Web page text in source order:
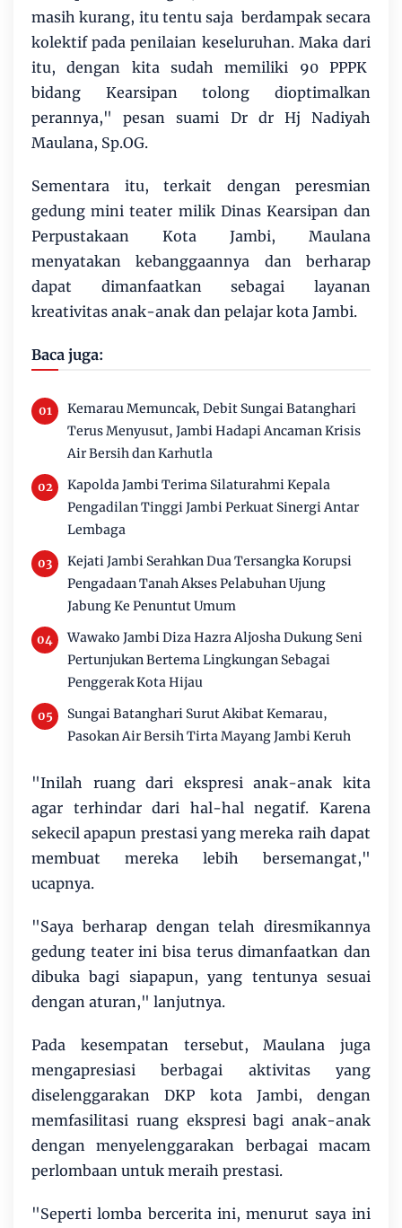
masih kurang, itu tentu saja berdampak secara
kolektif pada penilaian keseluruhan. Maka dari
itu, dengan kita sudah memiliki 90 PPPK
bidang Kearsipan tolong dioptimalkan
perannya," pesan suami Dr dr Hj Nadiyah
Maulana, Sp.OG.
Sementara itu, terkait dengan peresmian
gedung mini teater milik Dinas Kearsipan dan
Perpustakaan Kota Jambi, Maulana
menyatakan kebanggaannya dan berharap
dapat dimanfaatkan sebagai layanan
kreativitas anak-anak dan pelajar kota Jambi.
Baca juga:
Kemarau Memuncak, Debit Sungai Batanghari
Terus Menyusut, Jambi Hadapi Ancaman Krisis
Air Bersih dan Karhutla
Kapolda Jambi Terima Silaturahmi Kepala
Pengadilan Tinggi Jambi Perkuat Sinergi Antar
Lembaga
Kejati Jambi Serahkan Dua Tersangka Korupsi
Pengadaan Tanah Akses Pelabuhan Ujung
Jabung Ke Penuntut Umum
Wawako Jambi Diza Hazra Aljosha Dukung Seni
Pertunjukan Bertema Lingkungan Sebagai
Penggerak Kota Hijau
Sungai Batanghari Surut Akibat Kemarau,
Pasokan Air Bersih Tirta Mayang Jambi Keruh
"Inilah ruang dari ekspresi anak-anak kita
agar terhindar dari hal-hal negatif. Karena
sekecil apapun prestasi yang mereka raih dapat
membuat mereka lebih bersemangat,"
ucapnya.
"Saya berharap dengan telah diresmikannya
gedung teater ini bisa terus dimanfaatkan dan
dibuka bagi siapapun, yang tentunya sesuai
dengan aturan," lanjutnya.
Pada kesempatan tersebut, Maulana juga
mengapresiasi berbagai aktivitas yang
diselenggarakan DKP kota Jambi, dengan
memfasilitasi ruang ekspresi bagi anak-anak
dengan menyelenggarakan berbagai macam
perlombaan untuk meraih prestasi.
"Seperti lomba bercerita ini, menurut saya ini